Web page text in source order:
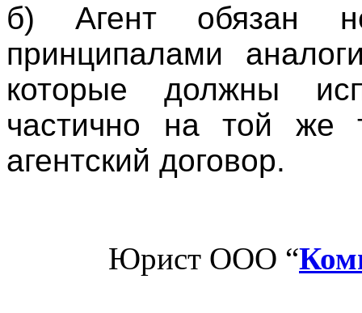
б) Агент обязан
принципалами
которые должны
частично на той же
агентский договор.
Юрист ООО “